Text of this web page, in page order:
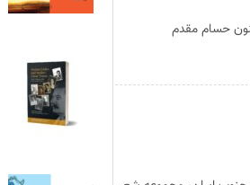
حسام مقدم